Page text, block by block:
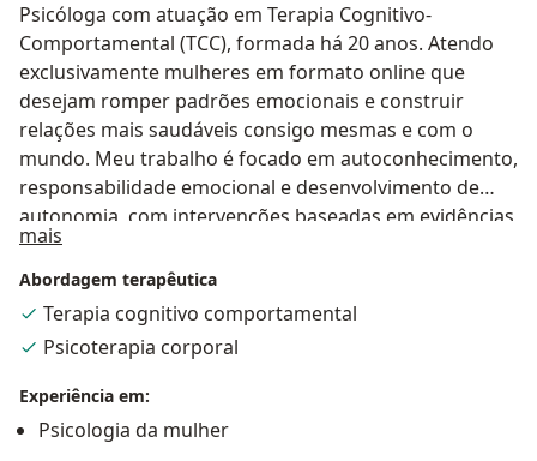
Psicóloga com atuação em Terapia Cognitivo-
Comportamental (TCC), formada há 20 anos. Atendo
exclusivamente mulheres em formato online que
desejam romper padrões emocionais e construir
relações mais saudáveis consigo mesmas e com o
mundo. Meu trabalho é focado em autoconhecimento,
responsabilidade emocional e desenvolvimento de
autonomia, com intervenções baseadas em evidências
e direcionadas para mudanças práticas. Ofereço um
espaço acolhedor, ético e comprometido com
resultados consistentes.
mais
Abordagem terapêutica
Terapia cognitivo comportamental
Psicoterapia corporal
Experiência em:
Psicologia da mulher